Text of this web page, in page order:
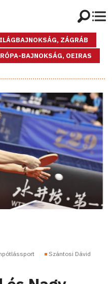
ZÁGRÁB
BAJNOKSÁG, OEIRAS
Szántosi Dávid